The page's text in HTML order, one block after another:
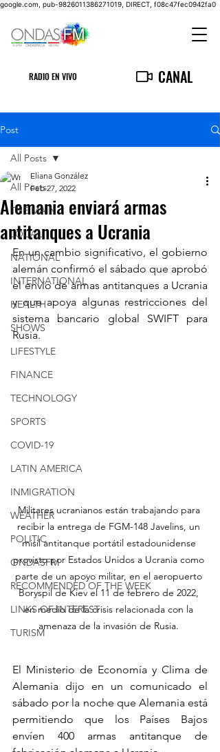
google.com, pub-9826011386271019, DIRECT, f08c47fec0942fa0
RADIO EN VIVO CANAL
Post
All Posts
THE MAIN
LOCAL
NATIONAL
INTERNATIONAL
HEALTH
SHOWS
LIFESTYLE
FINANCE
TECHNOLOGY
SPORTS
COVID-19
LATIN AMERICA
INMIGRATION
WEATHER
POLITIC
ONDASFM
RECOMMENDED OF THE WEEK
LINKS OF INTEREST
TURISM
All Posts
Alemania enviará armas
antitanques a Ucrania
Eliana González
Feb 27, 2022
En un cambio significativo, el gobierno
alemán confirmó el sábado que aprobó
el envío de armas antitanques a Ucrania
y que apoya algunas restricciones del
sistema bancario global SWIFT para
Rusia.
Militares ucranianos están trabajando para
recibir la entrega de FGM-148 Javelins, un
misil antitanque portátil estadounidense
provisto por Estados Unidos a Ucrania como
parte de un apoyo militar, en el aeropuerto
Boryspil de Kiev el 11 de febrero de 2022,
en medio de la crisis relacionada con la
amenaza de la invasión de Rusia.
El Ministerio de Economía y Clima de
Alemania dijo en un comunicado el
sábado por la noche que Alemania está
permitiendo que los Países Bajos
envíen 400 armas antitanque de